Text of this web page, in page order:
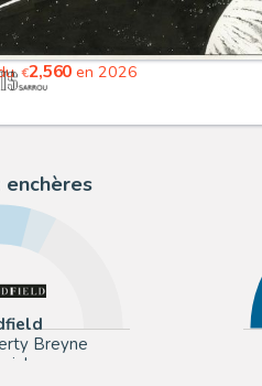
€2,560 en 2026
enchères
Breyne